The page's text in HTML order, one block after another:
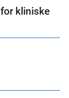
kliniske